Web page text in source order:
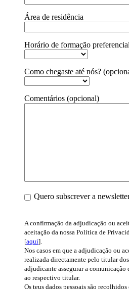
Área de residência
Horário de formação
Como chegaste até nós?
Comentários (opcional)
Quero subscrever a
A confirmação da adjudicação ou
aceitação da nossa Política de
[aqui].
Nos casos em que a adjudicação ou
realizada directamente pelo titular
adjudicante assegurar a
ao respectivo titular.
Os teus dados pessoais são